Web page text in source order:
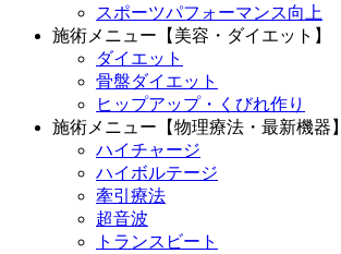
スポーツパフォーマンス向上
施術メニュー【美容・ダイエット】
ダイエット
骨盤ダイエット
ヒップアップ・くびれ作り
施術メニュー【物理療法・最新機器】
ハイチャージ
ハイボルテージ
牽引療法
超音波
トランスビート